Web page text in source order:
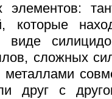
которые
виде
сложных
металлами
друг с